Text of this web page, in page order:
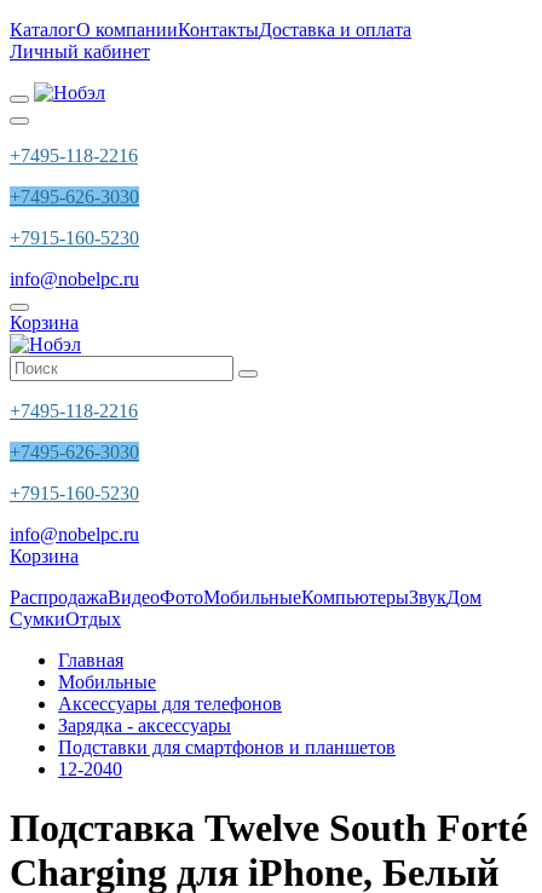
КаталогО компанииКонтактыДоставка и оплата
Личный кабинет
+7495-118-2216
+7495-626-3030
+7915-160-5230
info@nobelpc.ru
Корзина
+7495-118-2216
+7495-626-3030
+7915-160-5230
info@nobelpc.ru
Корзина
РаспродажаВидеоФотоМобильныеКомпьютерыЗвукДом
СумкиОтдых
Главная
Мобильные
Аксессуары для телефонов
Зарядка - аксессуары
Подставки для смартфонов и планшетов
12-2040
Подставка Twelve South Forté
Charging для iPhone, Белый